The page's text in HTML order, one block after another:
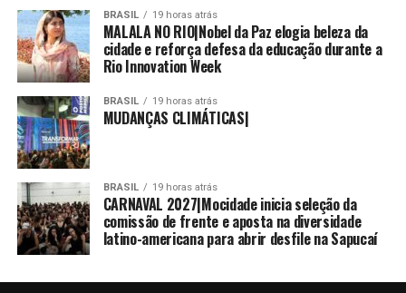
BRASIL 19 horas atrás
MALALA NO RIO|Nobel da Paz elogia beleza da
cidade e reforça defesa da educação durante a
Rio Innovation Week
BRASIL 19 horas atrás
MUDANÇAS CLIMÁTICAS|
BRASIL 19 horas atrás
CARNAVAL 2027|Mocidade inicia seleção da
comissão de frente e aposta na diversidade
latino-americana para abrir desfile na Sapucaí